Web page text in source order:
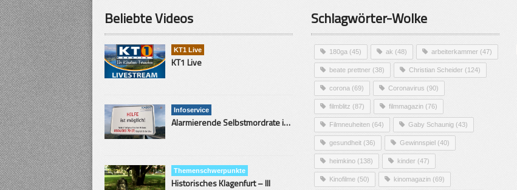
Beliebte Videos
KT1 Live
KT1 Live
Infoservice
Alarmierende Selbstmordrate in Kärnten
Themenschwerpunkte
Historisches Klagenfurt – III
Schlagwörter-Wolke
180ga (45) ak (48) arbeiterkammer (47)
beate prettner (38) Christian Scheider (124)
corona (69) Coronavirus (90)
filmblitz (87) filmmagazin (76)
Filmneuheiten (64) Gaby Schaunig (43)
gesundheit (36) Gewinnspiel (40)
heimkino (138) kinder (47)
Kinofilme (50) kinomagazin (69)